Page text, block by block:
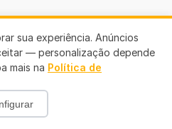
sua experiência. Anúncios
— personalização depende
mais na Política de